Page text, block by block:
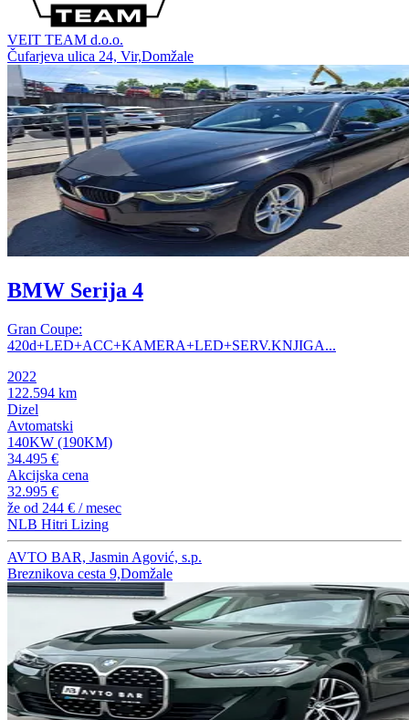
VEIT TEAM d.o.o.
Čufarjeva ulica 24, Vir,Domžale
BMW Serija 4
Gran Coupe:
420d+LED+ACC+KAMERA+LED+SERV.KNJIGA...
2022
122.594 km
Dizel
Avtomatski
140KW (190KM)
34.495 €
Akcijska cena
32.995 €
že od 244 € / mesec
NLB Hitri Lizing
AVTO BAR, Jasmin Agović, s.p.
Breznikova cesta 9,Domžale